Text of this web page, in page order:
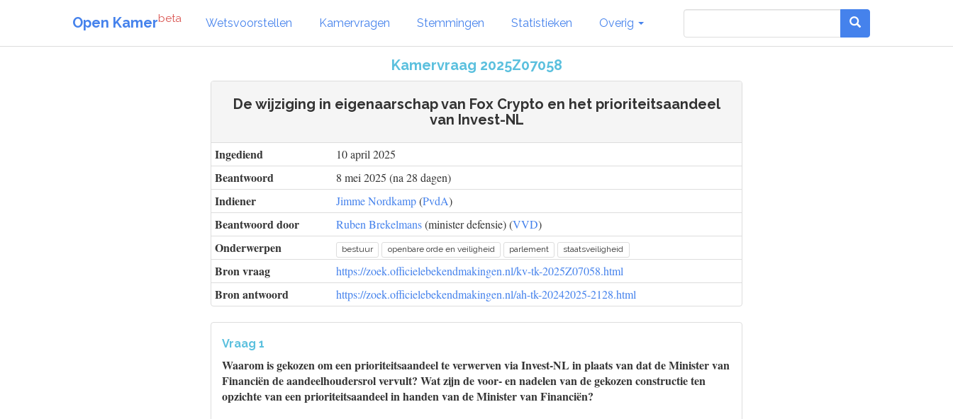
Open Kamerbeta Wetsvoorstellen Kamervragen Stemmingen Statistieken Overig
Kamervraag 2025Z07058
De wijziging in eigenaarschap van Fox Crypto en het prioriteitsaandeel
van Invest-NL
Ingediend 10 april 2025
Beantwoord 8 mei 2025 (na 28 dagen)
Indiener Jimme Nordkamp(PvdA)
Beantwoord door Ruben Brekelmans(minister defensie) (VVD)
Onderwerpen bestuur openbare orde en veiligheid parlement staatsveiligheid
Bron vraag https://zoek.officielebekendmakingen.nl/kv-tk-2025Z07058.html
Bron antwoord https://zoek.officielebekendmakingen.nl/ah-tk-20242025-2128.html
Vraag 1
Waarom is gekozen om een prioriteitsaandeel te verwerven via Invest-NL in plaats van dat de Minister van
Financiën de aandeelhoudersrol vervult? Wat zijn de voor- en nadelen van de gekozen constructie ten
opzichte van een prioriteitsaandeel in handen van de Minister van Financiën?